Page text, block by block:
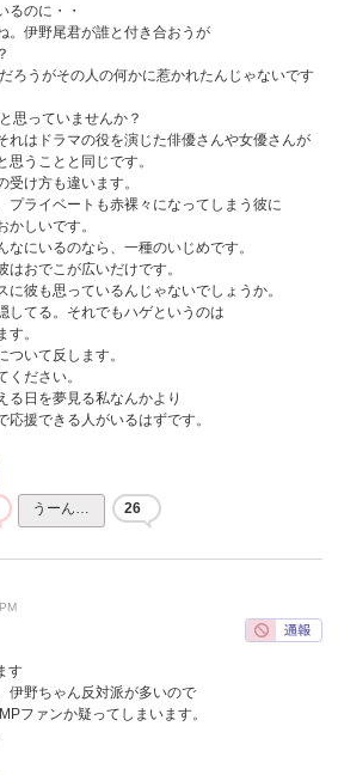
るのに・・
。伊野尾君が誰と付き合おうが
ろうがその人の何かに惹かれたんじゃないです
思っていませんか？
れはドラマの役を演じた俳優さんや女優さんが
思うことと同じです。
け方も違います。
プライベートも赤裸々になってしまう彼に
かしいです。
なにいるのなら、一種のいじめです。
おでこが広いだけです。
に彼も思っているんじゃないでしょうか。
してる。それでもハゲというのは
。
ついて反します。
ださい。
る日を夢見る私なんかより
応援できる人がいるはずです。
うーん… 26
す
伊野ちゃん反対派が多いので
ファンか疑ってしまいます。